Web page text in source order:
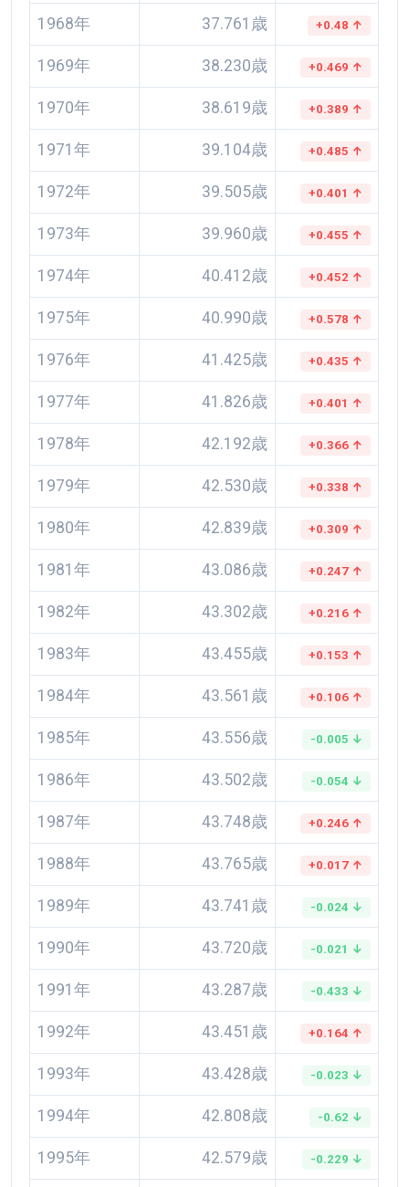
1968年 37.761歳 +0.48 ↑
1969年 38.230歳 +0.469 ↑
1970年 38.619歳 +0.389 ↑
1971年 39.104歳 +0.485 ↑
1972年 39.505歳 +0.401 ↑
1973年 39.960歳 +0.455 ↑
1974年 40.412歳 +0.452 ↑
1975年 40.990歳 +0.578 ↑
1976年 41.425歳 +0.435 ↑
1977年 41.826歳 +0.401 ↑
1978年 42.192歳 +0.366 ↑
1979年 42.530歳 +0.338 ↑
1980年 42.839歳 +0.309 ↑
1981年 43.086歳 +0.247 ↑
1982年 43.302歳 +0.216 ↑
1983年 43.455歳 +0.153 ↑
1984年 43.561歳 +0.106 ↑
1985年 43.556歳 -0.005 ↓
1986年 43.502歳 -0.054 ↓
1987年 43.748歳 +0.246 ↑
1988年 43.765歳 +0.017 ↑
1989年 43.741歳 -0.024 ↓
1990年 43.720歳 -0.021 ↓
1991年 43.287歳 -0.433 ↓
1992年 43.451歳 +0.164 ↑
1993年 43.428歳 -0.023 ↓
1994年 42.808歳 -0.62 ↓
1995年 42.579歳 -0.229 ↓